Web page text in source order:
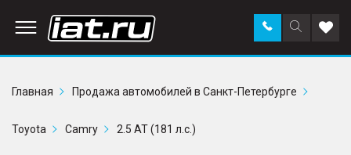
Поиск
по
Заказать
звонок в
Главная
Продажа автомобилей в Санкт-Петербурге
Toyota Camry 2.5 AT (181 л.с.)